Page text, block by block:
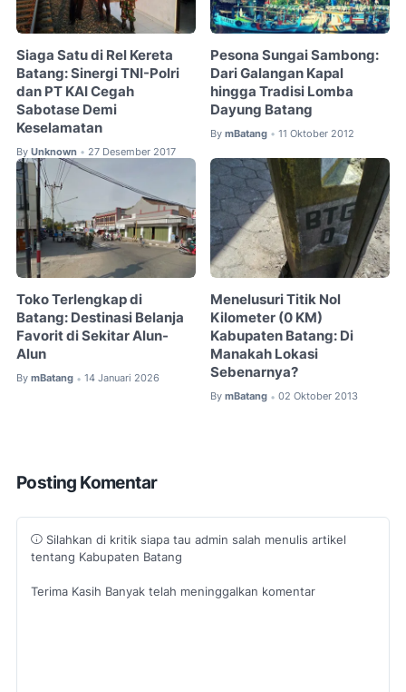
Siaga Satu di Rel Kereta
Batang: Sinergi TNI-Polri
dan PT KAI Cegah
Sabotase Demi
Keselamatan
By Unknown • 27 Desember 2017
Pesona Sungai Sambong:
Dari Galangan Kapal
hingga Tradisi Lomba
Dayung Batang
By mBatang • 11 Oktober 2012
Toko Terlengkap di
Batang: Destinasi Belanja
Favorit di Sekitar Alun-
Alun
By mBatang • 14 Januari 2026
Menelusuri Titik Nol
Kilometer (0 KM)
Kabupaten Batang: Di
Manakah Lokasi
Sebenarnya?
By mBatang • 02 Oktober 2013
Posting Komentar
Silahkan di kritik siapa tau admin salah menulis artikel
tentang Kabupaten Batang
Terima Kasih Banyak telah meninggalkan komentar